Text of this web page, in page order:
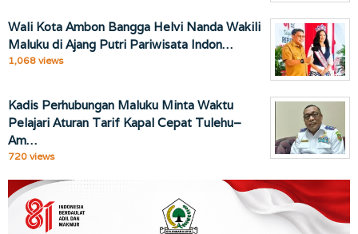
Wali Kota Ambon Bangga Helvi Nanda Wakili
Maluku di Ajang Putri Pariwisata Indon…
1,068 views
Kadis Perhubungan Maluku Minta Waktu
Pelajari Aturan Tarif Kapal Cepat Tulehu–
Am…
720 views